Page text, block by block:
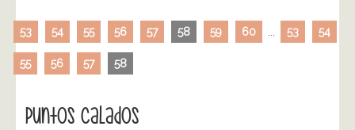
53 54 55 56 57 58 59 60 53 54
55 56 57 58
Puntos Calados